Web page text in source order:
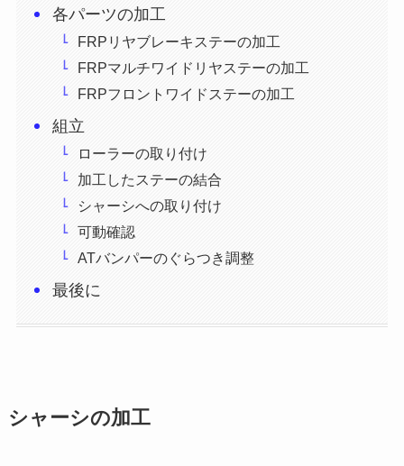
各パーツの加工
FRPリヤブレーキステーの加工
FRPマルチワイドリヤステーの加工
FRPフロントワイドステーの加工
組立
ローラーの取り付け
加工したステーの結合
シャーシへの取り付け
可動確認
ATバンパーのぐらつき調整
最後に
シャーシの加工